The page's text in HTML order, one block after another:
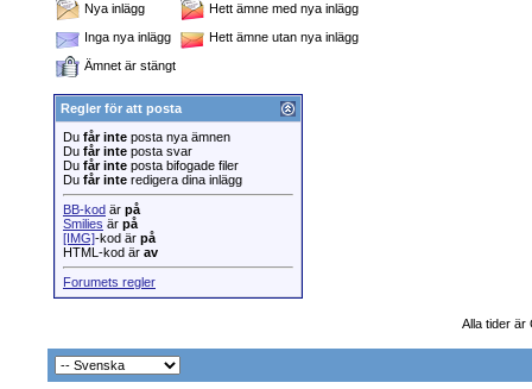
Nya inlägg
Hett ämne med nya inlägg
Inga nya inlägg
Hett ämne utan nya inlägg
Ämnet är stängt
Regler för att posta
Du får inte posta nya ämnen
Du får inte posta svar
Du får inte posta bifogade filer
Du får inte redigera dina inlägg
BB-kod är på
Smilies är på
[IMG]-kod är på
HTML-kod är av
Forumets regler
Alla tider är